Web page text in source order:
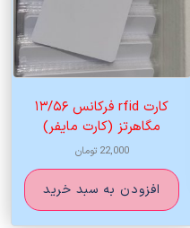
کارت rfid فرکانس ۱۳/۵۶
مگاهرتز (کارت مایفر)
22,000 تومان
افزودن به سبد خرید